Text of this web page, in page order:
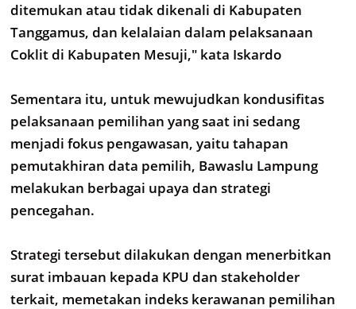
ditemukan atau tidak dikenali di Kabupaten
Tanggamus, dan kelalaian dalam pelaksanaan
Coklit di Kabupaten Mesuji," kata Iskardo
Sementara itu, untuk mewujudkan kondusifitas
pelaksanaan pemilihan yang saat ini sedang
menjadi fokus pengawasan, yaitu tahapan
pemutakhiran data pemilih, Bawaslu Lampung
melakukan berbagai upaya dan strategi
pencegahan.
Strategi tersebut dilakukan dengan menerbitkan
surat imbauan kepada KPU dan stakeholder
terkait, memetakan indeks kerawanan pemilihan